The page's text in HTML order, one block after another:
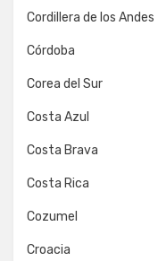
Cordillera de los Andes
Córdoba
Corea del Sur
Costa Azul
Costa Brava
Costa Rica
Cozumel
Croacia